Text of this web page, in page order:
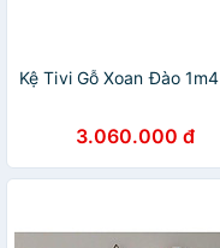
Kệ Tivi Gỗ Xoan Đào 1m4
3.060.000 đ